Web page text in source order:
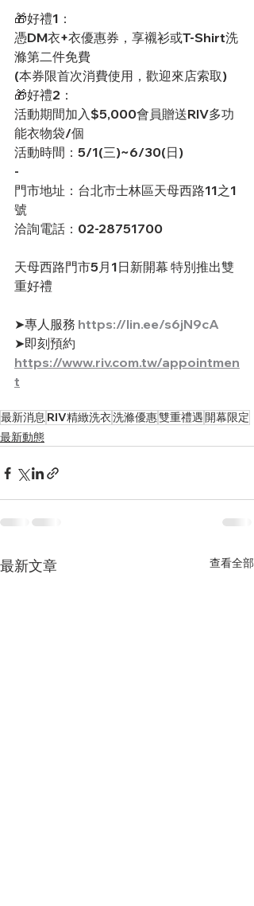
🎁好禮1：
憑DM衣+衣優惠券，享襯衫或T-Shirt洗
滌第二件免費
(本券限首次消費使用，歡迎來店索取)
🎁好禮2：
活動期間加入$5,000會員贈送RIV多功
能衣物袋/個
活動時間：5/1(三)~6/30(日)
-
門市地址：台北市士林區天母西路11之1
號
洽詢電話：02-28751700
天母西路門市5月1日新開幕 特別推出雙
重好禮
➤專人服務 https://lin.ee/s6jN9cA
➤即刻預約
https://www.riv.com.tw/appointmen
t
最新消息 RIV精緻洗衣洗滌優惠雙重禮遇 開幕限定
最新動態
最新文章 查看全部